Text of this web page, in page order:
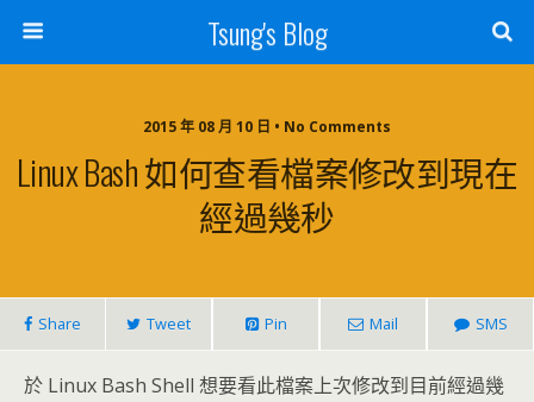
Tsung's Blog
2015 年 08 月 10 日 • No Comments
Linux Bash 如何查看檔案修改到現在
經過幾秒
Share Tweet Pin Mail SMS
於 Linux Bash Shell 想要看此檔案上次修改到目前經過幾